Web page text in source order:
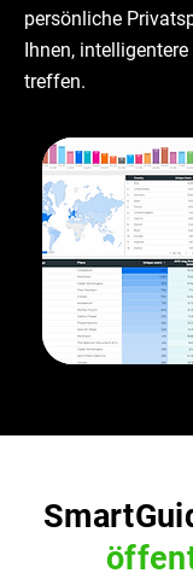
persönliche
Ihnen,
treffen.